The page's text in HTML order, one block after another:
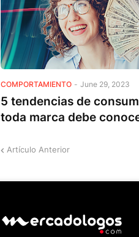
COMPORTAMIENTO - June 29, 2023
5 tendencias de
toda marca debe
Artículo Anterior